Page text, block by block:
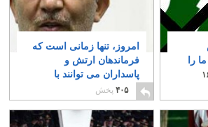
را
امروز، تنها زمانی است که
فرماندهان ارتش و
پاسداران می توانند با
همکاری یکدیگر به نجات
میهن پردازند
۱۱
۴۰۵ پخش